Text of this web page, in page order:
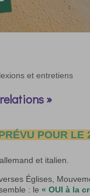
et entretiens
»
POUR LE
et italien.
Églises,
: le« OUI à la